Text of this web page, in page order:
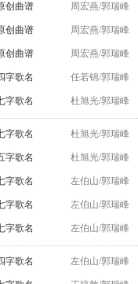
创曲谱 周宏燕/郭瑞峰
创曲谱 周宏燕/郭瑞峰
创曲谱 周宏燕/郭瑞峰
字歌名 任若锦/郭瑞峰
字歌名 杜旭光/郭瑞峰
字歌名 杜旭光/郭瑞峰
字歌名 杜旭光/郭瑞峰
字歌名 左伯山/郭瑞峰
字歌名 左伯山/郭瑞峰
字歌名 左伯山/郭瑞峰
字歌名 左伯山/郭瑞峰